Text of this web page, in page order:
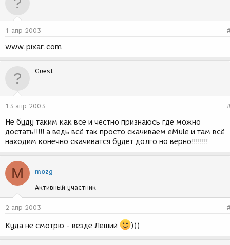
1 апр 2003
www.pixar.com
Guest
13 апр 2003
Не буду таким как все и честно признаюсь где можно
достать!!!!! а ведь всё так просто скачиваем eMule и там всё
находим конечно скачиватся будет долго но верно!!!!!!!!
M mozg
Активный участник
2 апр 2003
Куда не смотрю - везде Леший )))